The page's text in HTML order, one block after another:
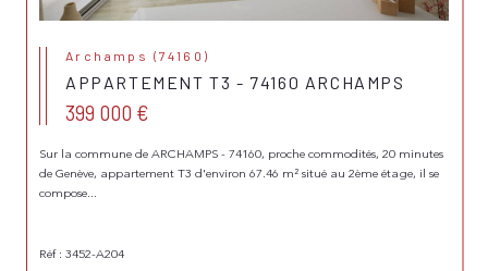
Archamps (74160)
APPARTEMENT T3 - 74160 ARCHAMPS
399 000 €
Sur la commune de ARCHAMPS - 74160, proche commodités, 20 minutes
de Genève, appartement T3 d'environ 67.46 m² situé au 2ème étage, il se
compose...
Réf : 3452-A204